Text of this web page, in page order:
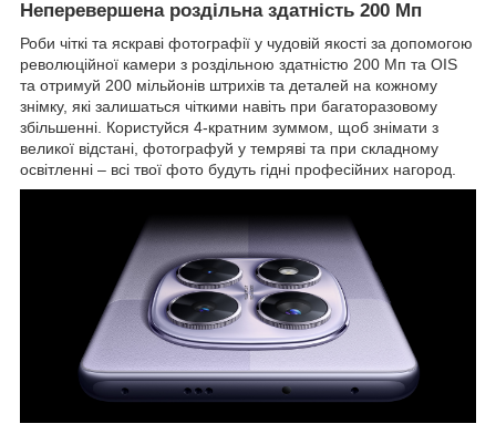
Неперевершена роздільна здатність 200 Мп
Роби чіткі та яскраві фотографії у чудовій якості за допомогою
революційної камери з роздільною здатністю 200 Мп та OIS
та отримуй 200 мільйонів штрихів та деталей на кожному
знімку, які залишаться чіткими навіть при багаторазовому
збільшенні. Користуйся 4-кратним зуммом, щоб знімати з
великої відстані, фотографуй у темряві та при складному
освітленні – всі твої фото будуть гідні професійних нагород.